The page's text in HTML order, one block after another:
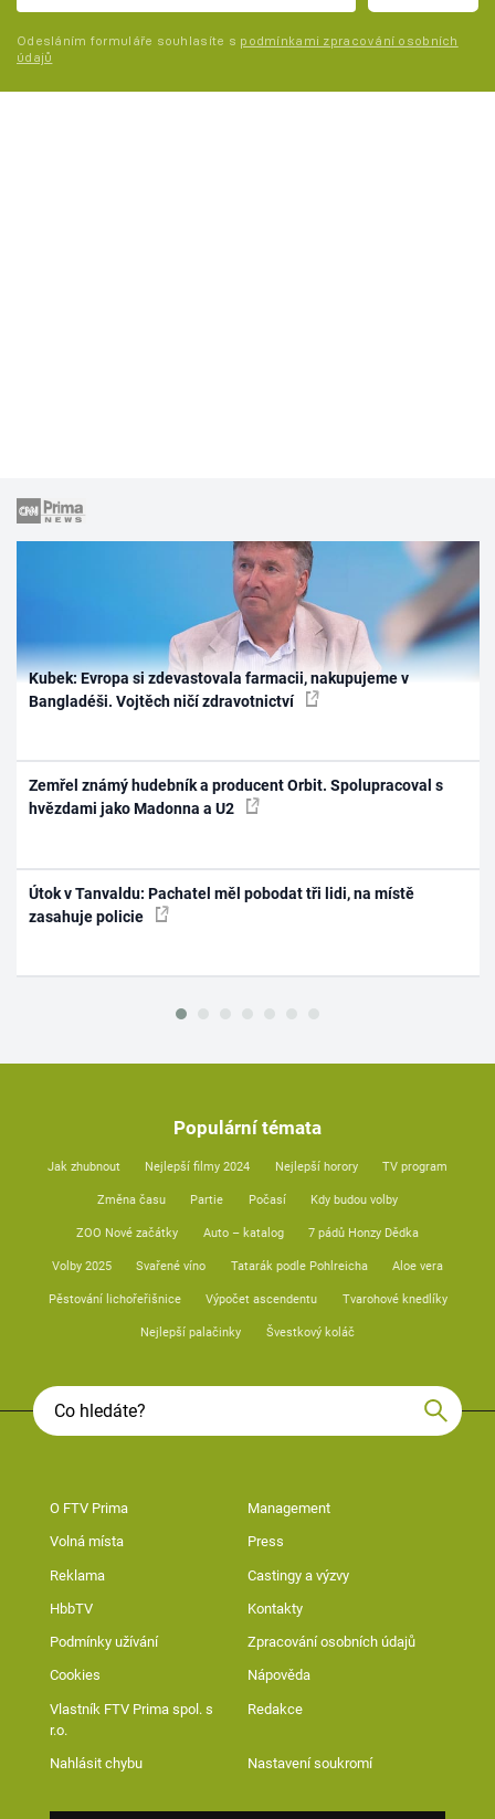
Odesláním formuláře souhlasíte s podmínkami zpracování osobních
údajů
Kubek: Evropa si zdevastovala farmacii, nakupujeme v
Bangladéši. Vojtěch ničí zdravotnictví
Zemřel známý hudebník a producent Orbit. Spolupracoval s
hvězdami jako Madonna a U2
Útok v Tanvaldu: Pachatel měl pobodat tři lidi, na místě
zasahuje policie
Populární témata
Jak zhubnout Nejlepší filmy 2024 Nejlepší horory TV program
Změna času Partie Počasí Kdy budou volby
ZOO Nové začátky Auto – katalog 7 pádů Honzy Dědka
Volby 2025 Svařené víno Tatarák podle Pohlreicha Aloe vera
Pěstování lichořeřišnice Výpočet ascendentu Tvarohové knedlíky
Nejlepší palačinky Švestkový koláč
O FTV Prima Management
Volná místa Press
Reklama Castingy a výzvy
HbbTV Kontakty
Podmínky užívání Zpracování osobních údajů
Cookies Nápověda
Vlastník FTV Prima spol. s
r.o.
Redakce
Nahlásit chybu Nastavení soukromí